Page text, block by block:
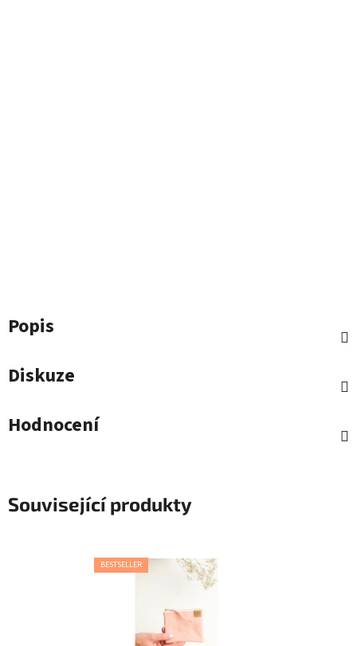
Popis
Diskuze
Hodnocení
Související produkty
BESTSELLER